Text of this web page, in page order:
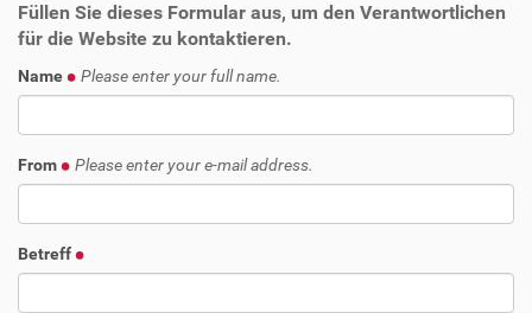
Füllen Sie dieses Formular aus, um den Verantwortlichen
für die Website zu kontaktieren.
Name Please enter your full name.
From Please enter your e-mail address.
Betreff